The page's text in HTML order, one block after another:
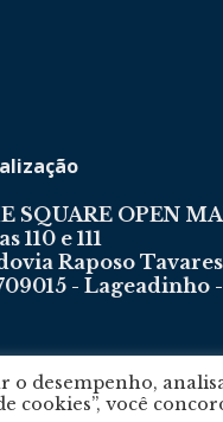
SQUARE OPEN
110 e 111
Raposo
- Lageadinho
desempenho,
cookies”, você